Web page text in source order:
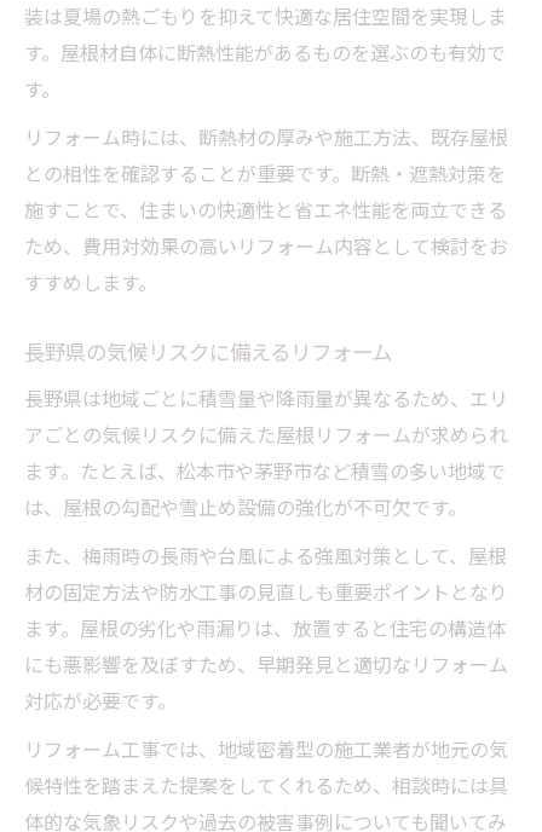
装は夏場の熱ごもりを抑えて快適な居住空間を実現しま
す。屋根材自体に断熱性能があるものを選ぶのも有効で
す。
リフォーム時には、断熱材の厚みや施工方法、既存屋根
との相性を確認することが重要です。断熱・遮熱対策を
施すことで、住まいの快適性と省エネ性能を両立できる
ため、費用対効果の高いリフォーム内容として検討をお
すすめします。
長野県の気候リスクに備えるリフォーム
長野県は地域ごとに積雪量や降雨量が異なるため、エリ
アごとの気候リスクに備えた屋根リフォームが求められ
ます。たとえば、松本市や茅野市など積雪の多い地域で
は、屋根の勾配や雪止め設備の強化が不可欠です。
また、梅雨時の長雨や台風による強風対策として、屋根
材の固定方法や防水工事の見直しも重要ポイントとなり
ます。屋根の劣化や雨漏りは、放置すると住宅の構造体
にも悪影響を及ぼすため、早期発見と適切なリフォーム
対応が必要です。
リフォーム工事では、地域密着型の施工業者が地元の気
候特性を踏まえた提案をしてくれるため、相談時には具
体的な気象リスクや過去の被害事例についても聞いてみ